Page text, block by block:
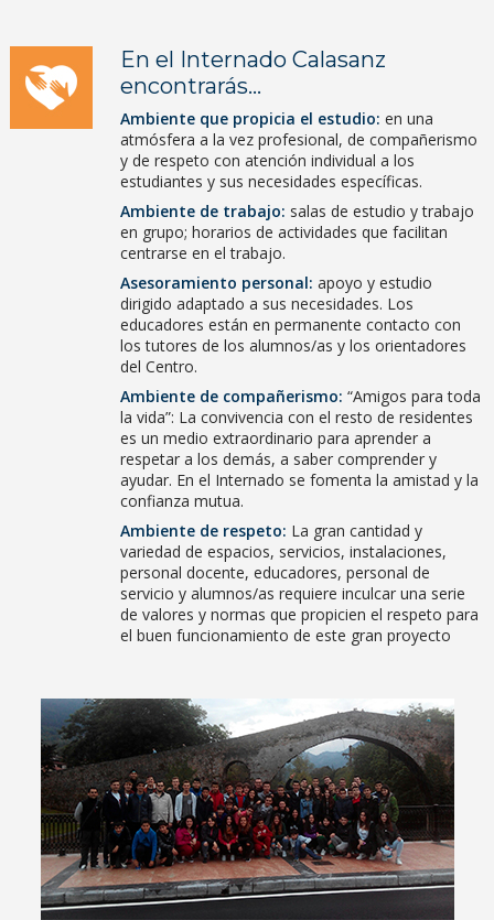
En el Internado Calasanz
encontrarás…
Ambiente que propicia el estudio: en una
atmósfera a la vez profesional, de compañerismo
y de respeto con atención individual a los
estudiantes y sus necesidades específicas.
Ambiente de trabajo: salas de estudio y trabajo
en grupo; horarios de actividades que facilitan
centrarse en el trabajo.
Asesoramiento personal: apoyo y estudio
dirigido adaptado a sus necesidades. Los
educadores están en permanente contacto con
los tutores de los alumnos/as y los orientadores
del Centro.
Ambiente de compañerismo: “Amigos para toda
la vida”: La convivencia con el resto de residentes
es un medio extraordinario para aprender a
respetar a los demás, a saber comprender y
ayudar. En el Internado se fomenta la amistad y la
confianza mutua.
Ambiente de respeto: La gran cantidad y
variedad de espacios, servicios, instalaciones,
personal docente, educadores, personal de
servicio y alumnos/as requiere inculcar una serie
de valores y normas que propicien el respeto para
el buen funcionamiento de este gran proyecto